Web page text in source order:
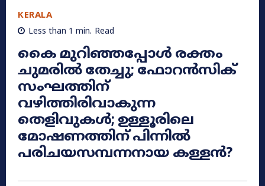
KERALA
Less than 1 min. Read
​കൈ മുറിഞ്ഞപ്പോൾ രക്തം
ചുമരിൽ തേച്ചു; ഫോറൻസിക്
സംഘത്തിന്
വഴിത്തിരിവാകുന്ന
തെളിവുകൾ; ഉള്ളൂരിലെ
മോഷണത്തിന് പിന്നിൽ
പരിചയസമ്പന്നനായ കള്ളൻ?